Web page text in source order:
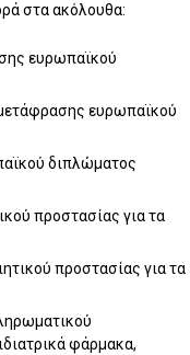
στα ακόλουθα:
ευρωπαϊκού
ευρωπαϊκού
διπλώματος
προστασίας για τα
προστασίας για τα
φάρμακα,